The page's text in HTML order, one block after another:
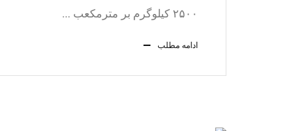
۲۵۰۰ کیلوگرم بر مترمکعب ...
ادامه مطلب